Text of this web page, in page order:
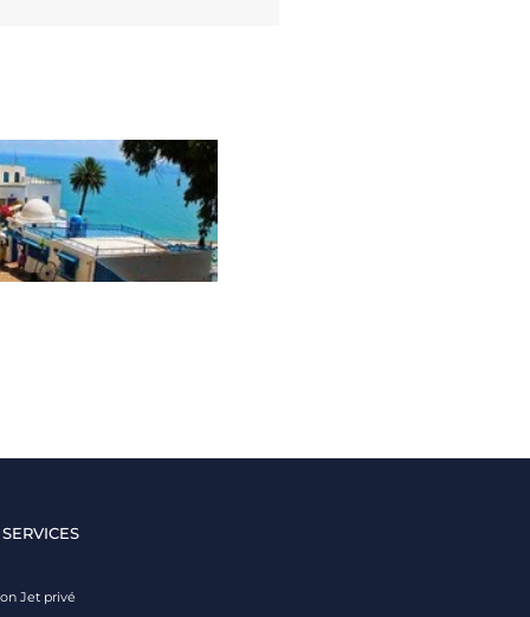
Jet privé